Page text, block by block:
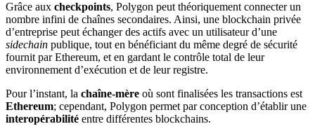
Grâce aux checkpoints, Polygon peut théoriquement connecter un
nombre infini de chaînes secondaires. Ainsi, une blockchain privée
d’entreprise peut échanger des actifs avec un utilisateur d’une
sidechain publique, tout en bénéficiant du même degré de sécurité
fournit par Ethereum, et en gardant le contrôle total de leur
environnement d’exécution et de leur registre.
Pour l’instant, la chaîne-mère où sont finalisées les transactions est
Ethereum; cependant, Polygon permet par conception d’établir une
interopérabilité entre différentes blockchains.